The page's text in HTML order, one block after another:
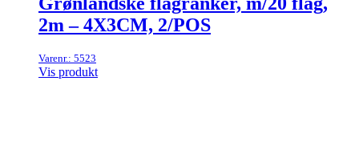
2m – 4X3CM, 2/POS
Varenr.: 5523
Vis produkt